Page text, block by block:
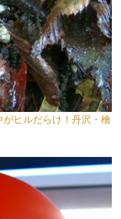
がヒルだらけ！丹沢・檜